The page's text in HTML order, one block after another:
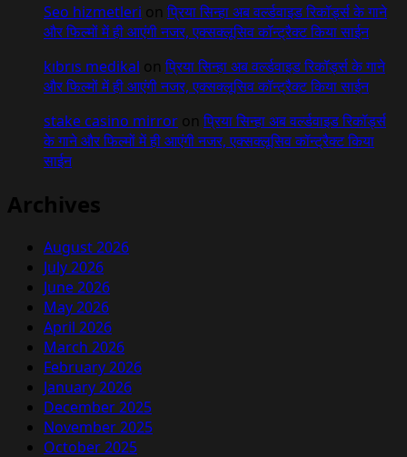
Seo hizmetleri onप्रिया सिन्हा अब वर्ल्डवाइड रिकॉर्ड्स के गाने
और फिल्मों में ही आएंगी नजर, एक्सक्लूसिव कॉन्ट्रैक्ट किया साईन
kıbrıs medikal onप्रिया सिन्हा अब वर्ल्डवाइड रिकॉर्ड्स के गाने
और फिल्मों में ही आएंगी नजर, एक्सक्लूसिव कॉन्ट्रैक्ट किया साईन
stake casino mirror onप्रिया सिन्हा अब वर्ल्डवाइड रिकॉर्ड्स
के गाने और फिल्मों में ही आएंगी नजर, एक्सक्लूसिव कॉन्ट्रैक्ट किया
साईन
Archives
August 2026
July 2026
June 2026
May 2026
April 2026
March 2026
February 2026
January 2026
December 2025
November 2025
October 2025